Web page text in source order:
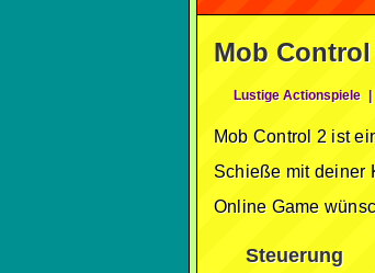
Mob Control
Lustige Actionspiele |
Mob Control 2 ist
Schieße mit deiner
Online Game
Steuerung